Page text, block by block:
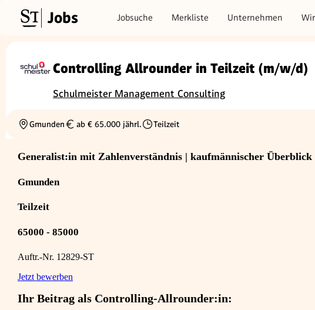
Jobs Jobsuche Merkliste Unternehmen
Controlling Allrounder in Teilzeit (m/w/d)
Schulmeister Management Consulting
Ortschaft
Gmunden
Gehalt
ab € 65.000 jährl.
Beschäftigungsart
Teilzeit
Generalist:in mit Zahlenverständnis | kaufmännischer
Gmunden
Teilzeit
65000 - 85000
Auftr.-Nr. 12829-ST
Jetzt bewerben
Ihr Beitrag als Controlling-Allrounder:in: